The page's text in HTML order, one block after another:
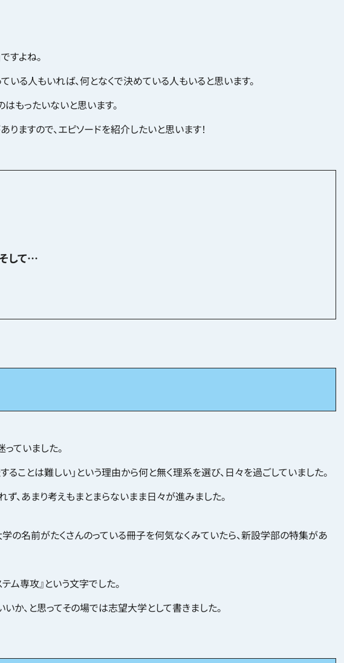
ですよね。
る人もいれば、何となくで決めている人もいると思います。
もったいないと思います。
ますので、エピソードを紹介したいと思います！
して…
ていました。
ることは難しい」という理由から何と無く理系を選び、日々を過ごしていました。
、あまり考えもまとまらないまま日々が進みました。
の名前がたくさんのっている冊子を何気なくみていたら、新設学部の特集があ
専攻』という文字でした。
か、と思ってその場では志望大学として書きました。